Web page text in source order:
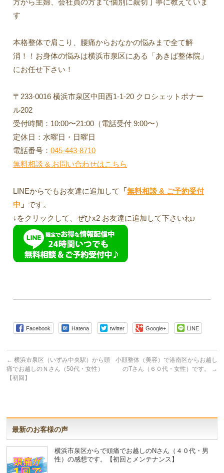
す
本格整体で肩こり、腰痛からおなかの悩みまで全て解
消！！お身体の悩みは横浜市泉区にある「あきば整体院」
にお任せ下さい！
〒233-0016 横浜市泉区中田西1-1-20 クロシェットポナー
ル202
受付時間：10:00〜21:00（電話受付 9:00〜）
定休日：水曜日・日曜日
電話番号：045-443-8710
無料相談 & お問い合わせはこちら
LINEからでもお友達に追加して 「無料相談 & ご予約受付
中 」 です。
↓をクリックして、ぜひx2 お友達に追加して下さいね♪
Facebook Hatena twitter Google+ LINE
← 横浜市泉区（いずみ中央駅）から頭
痛でお越しのＮさん（50代・女性）
【初回】
小顔整体（美容）で港南区からお越し
のTさん（６０代・女性）です。
→
最新のお客様の声
横浜市泉区からで頭痛でお越しのNさん（４０代・男
性）の感想です。【初回とメンテナンス】